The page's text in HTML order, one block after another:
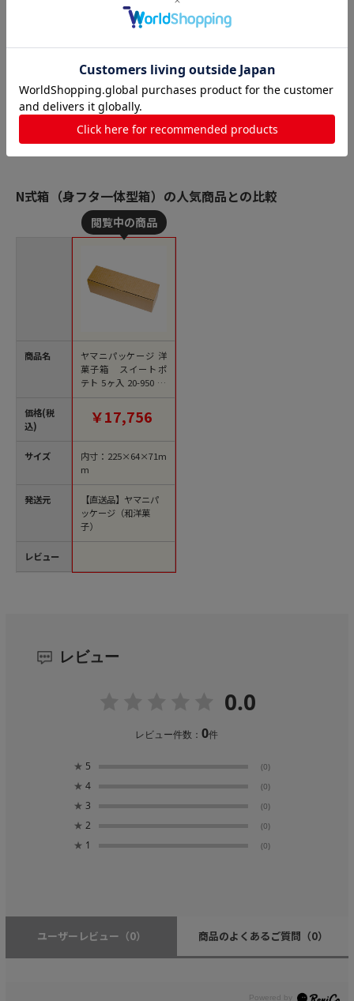
N式箱（身フタ一体型箱）の人気商品との比較
商品名
価格(税
込)
サイズ
発送元
レビュー
ヤマニパッケージ 洋
菓子箱 スイートポ
テト 5ヶ入 20-950 20
0セット/箱（ご注文単
￥17,756
内寸：225×64×71m
m
【直送品】ヤマニパ
ッケージ（和洋菓
子）
レビュー
0.0
レビュー件数：0件
★ 5 (0)
★ 4 (0)
★ 3 (0)
★ 2 (0)
★ 1 (0)
ユーザーレビュー （0） 商品のよくあるご質問 （0）